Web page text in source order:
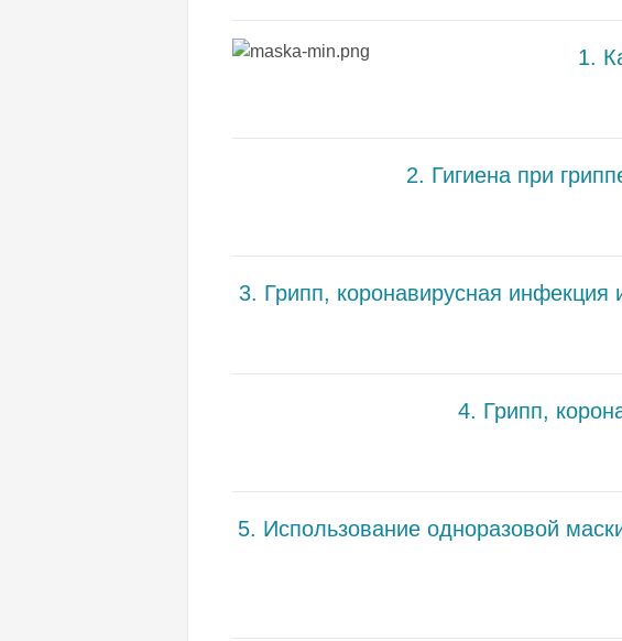
1.
2. Гигиена при
3. Грипп, коронавирусная
4. Грипп,
5. Использование одноразовой